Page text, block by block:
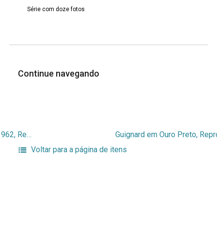
Série com doze fotos
Continue navegando
Guignard em Ouro Preto, Reprodução do orginal de 1962, Reprodução de fotografia
Voltar para a página de itens